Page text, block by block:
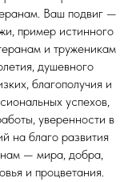
Ваш подвиг —
пример истинного
и труженикам
душевного
благополучия и
успехов,
уверенности в
на благо развития
— мира, добра,
и процветания.